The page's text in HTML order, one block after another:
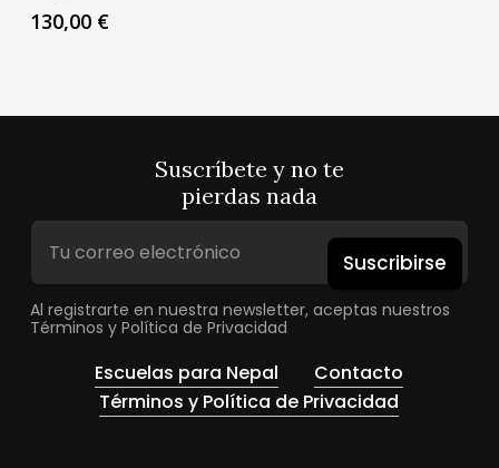
130,00 €
Suscríbete y no te
pierdas nada
Suscribirse
Al registrarte en nuestra newsletter, aceptas nuestros
Términos y Política de Privacidad
Escuelas para Nepal
Contacto
Términos y Política de Privacidad